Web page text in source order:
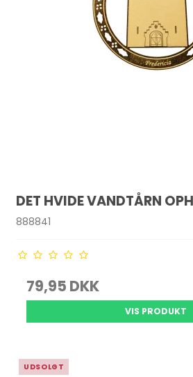
DET HVIDE VANDTÅRN
888841
79,95 DKK
VIS PRODUKT
UDSOLGT